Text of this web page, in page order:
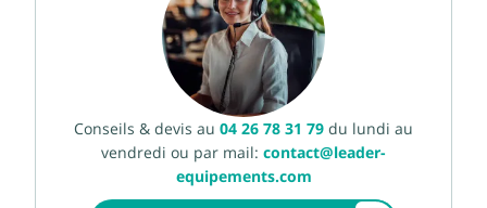
Conseils & devis au 04 26 78 31 79 du lundi au
vendredi ou par mail: contact@leader-
equipements.com